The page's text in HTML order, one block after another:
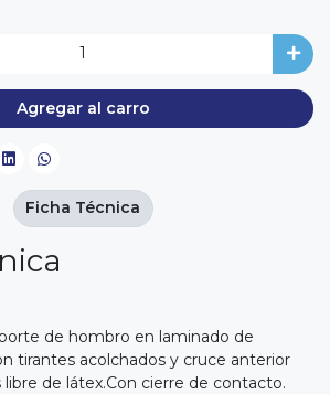
Agregar al carro
de hombro en laminado de
tirantes acolchados y cruce anterior
libre de látex.Con cierre de contacto.
Ficha Técnica